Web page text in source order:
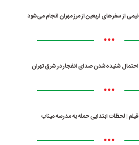
نیمی از سفرهای اربعین از مرز مهران انجام می‌شود
•••
احتمال شنیده‌شدن صدای انفجار در شرق تهران
•••
فیلم | لحظات ابتدایی حمله به مدرسه میناب
•••